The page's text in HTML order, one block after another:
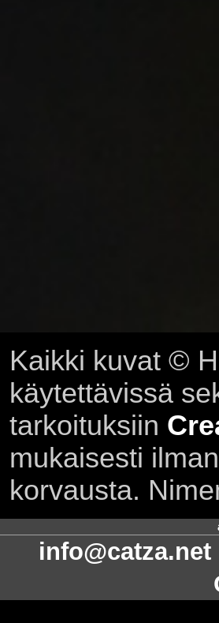
Kaikki kuvat ©
käytettävissä
tarkoituksiin
mukaisesti
korvausta.
info@catza.net